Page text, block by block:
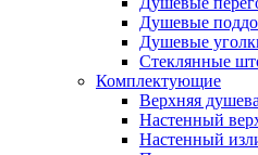
Душевые
Душевые
Стеклянные
Комплектующие
Верхняя
Настенный
Настенный